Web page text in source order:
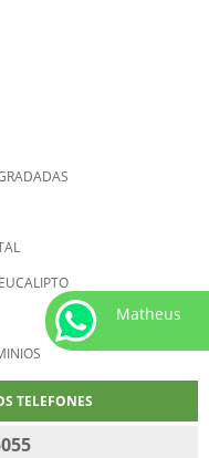
TELEFONES
Matheus